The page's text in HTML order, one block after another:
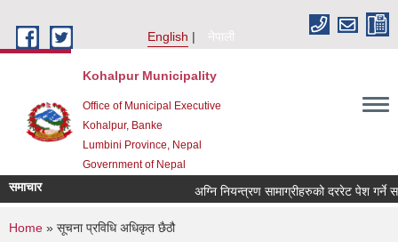
English
नेपाली
Kohalpur Municipality
Office of Municipal Executive
Kohalpur, Banke
Lumbini Province, Nepal
Government of Nepal
समाचार
You are here
Home » सूचना प्रविधि अधिकृत छैठौ